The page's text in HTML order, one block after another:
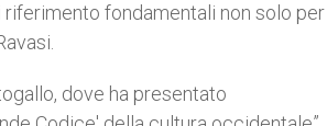
riferimento fondamentali non solo per
dove ha presentato